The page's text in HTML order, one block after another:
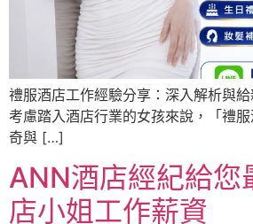
禮服酒店工作經驗分享：深入解析與
考慮踏入酒店行業的女孩來說，「禮
奇與 […]
ANN酒店經紀給您
店小姐工作薪資